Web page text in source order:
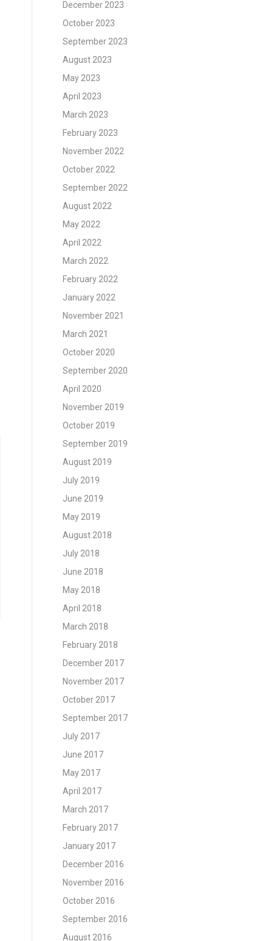
December 2023
October 2023
September 2023
August 2023
May 2023
April 2023
March 2023
February 2023
November 2022
October 2022
September 2022
August 2022
May 2022
April 2022
March 2022
February 2022
January 2022
November 2021
March 2021
October 2020
September 2020
April 2020
November 2019
October 2019
September 2019
August 2019
July 2019
June 2019
May 2019
August 2018
July 2018
June 2018
May 2018
April 2018
March 2018
February 2018
December 2017
November 2017
October 2017
September 2017
July 2017
June 2017
May 2017
April 2017
March 2017
February 2017
January 2017
December 2016
November 2016
October 2016
September 2016
August 2016